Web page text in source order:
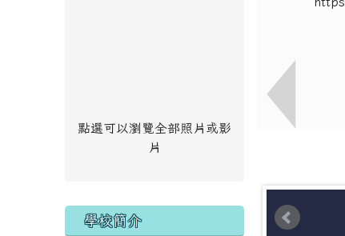
點選可以瀏覽全部照片或影
片
學校簡介